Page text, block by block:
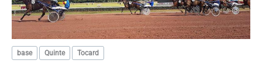
base Quinte Tocard